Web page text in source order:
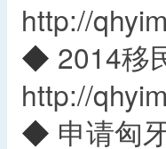
http://
◆ 2014移
http://
◆ 申请匈